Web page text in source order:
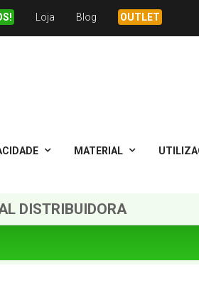
Loja Blog OUTLET
MATERIAL
DISTRIBUIDORA